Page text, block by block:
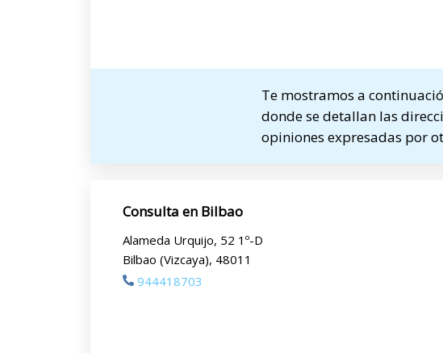
Te mostramos a
donde se detallan las
opiniones expresadas por
Consulta en Bilbao
Alameda Urquijo, 52 1º-D
Bilbao (Vizcaya), 48011
944418703